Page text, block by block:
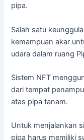
pipa.
Salah satu
kemampuan akar
udara dalam ruang
Sistem NFT
dari tempat
atas pipa tanam.
Untuk menjalankan
pipa harus memiliki